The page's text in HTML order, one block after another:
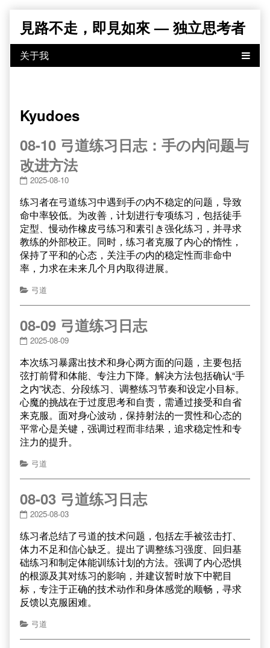
content
見路不走，即見如來 — 独立思考者
Kyudoes
08-10 弓道练习日志：手の内问题与
改进方法
2025-08-10
练习者在弓道练习中遇到手の内不稳定的问题，导致
命中率较低。为改善，计划进行专项练习，包括徒手
定型、慢动作橡皮弓练习和素引き强化练习，并寻求
教练的外部校正。同时，练习者克服了内心的惰性，
保持了平和的心态，关注手の内的稳定性而非命中
率，力求在未来几个月内取得进展。
弓道
08-09 弓道练习日志
2025-08-09
本次练习暴露出技术和身心两方面的问题，主要包括
弦打前臂和体能、专注力下降。解决方法包括确认“手
之内”状态、分段练习、调整练习节奏和设定小目标。
心魔的挑战在于过度思考和自责，需通过接受和自省
来克服。面对身心波动，保持射法的一贯性和心态的
平常心是关键，强调过程而非结果，追求稳定性和专
注力的提升。
弓道
08-03 弓道练习日志
2025-08-03
练习者总结了弓道的技术问题，包括左手被弦击打、
体力不足和信心缺乏。提出了调整练习强度、回归基
础练习和制定体能训练计划的方法。强调了内心恐惧
的根源及其对练习的影响，并建议暂时放下中靶目
标，专注于正确的技术动作和身体感觉的顺畅，寻求
反馈以克服困难。
弓道